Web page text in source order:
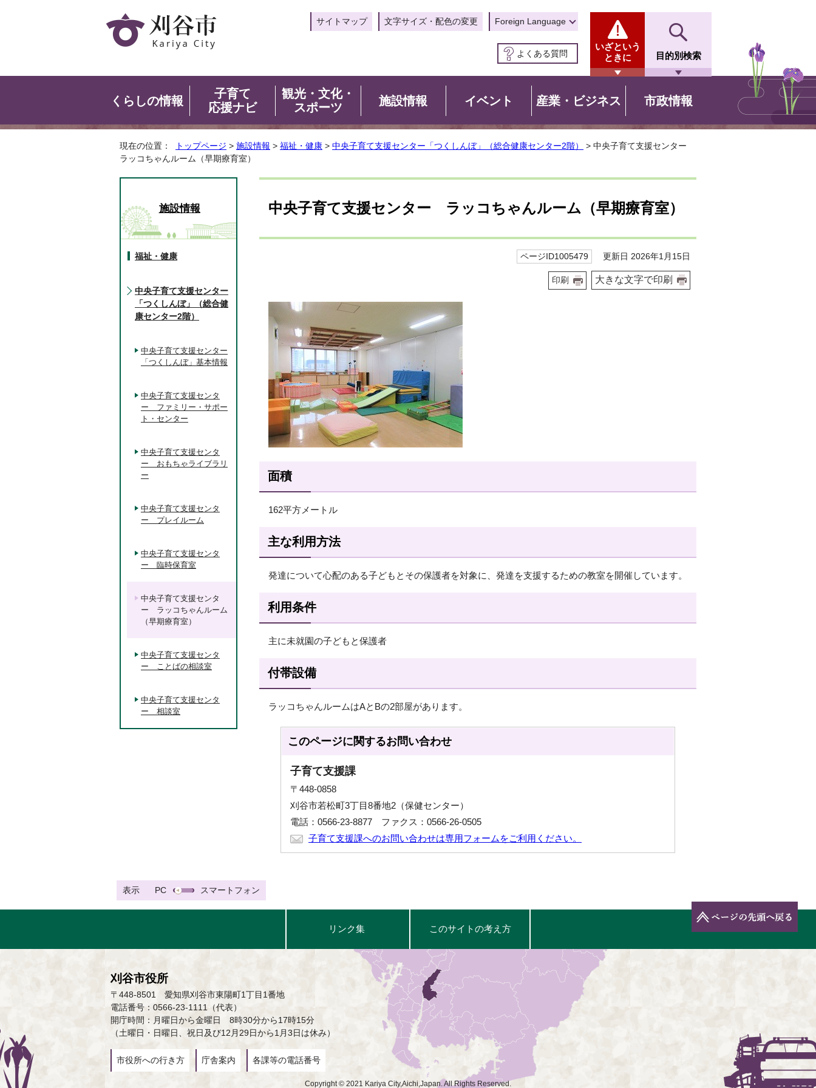
サイトマップ 文字サイズ・配色の変更 Foreign Language
よくある質問
いざという
ときに
目的別検索
くらしの情報
子育て
応援ナビ
観光・文化・
スポーツ
施設情報 イベント 産業・ビジネス 市政情報
現在の位置： トップページ > 施設情報 > 福祉・健康 > 中央子育て支援センター「つくしんぼ」（総合健康センター2階）
> 中央子育て支援センター
ラッコちゃんルーム（早期療育室）
中央子育て支援センター ラッコちゃんルーム（早期療育室）
ページID1005479 更新日 2026年1月15日
印刷 大きな文字で印刷
面積
162平方メートル
主な利用方法
発達について心配のある子どもとその保護者を対象に、発達を支援するための教室を開催しています。
利用条件
主に未就園の子どもと保護者
付帯設備
ラッコちゃんルームはAとBの2部屋があります。
このページに関するお問い合わせ
子育て支援課
〒448-0858
刈谷市若松町3丁目8番地2（保健センター）
電話：0566-23-8877 ファクス：0566-26-0505
子育て支援課へのお問い合わせは専用フォームをご利用ください。
施設情報
福祉・健康
中央子育て支援センター
「つくしんぼ」（総合健
康センター2階）
中央子育て支援センター
「つくしんぼ」基本情報
中央子育て支援センタ
ー ファミリー・サポー
ト・センター
中央子育て支援センタ
ー おもちゃライブラリ
ー
中央子育て支援センタ
ー プレイルーム
中央子育て支援センタ
ー 臨時保育室
中央子育て支援センタ
ー ラッコちゃんルーム
（早期療育室）
中央子育て支援センタ
ー ことばの相談室
中央子育て支援センタ
ー 相談室
表示 PC スマートフォン
リンク集 このサイトの考え方
刈谷市役所
〒448-8501 愛知県刈谷市東陽町1丁目1番地
電話番号：0566-23-1111（代表）
開庁時間：月曜日から金曜日 8時30分から17時15分
（土曜日・日曜日、祝日及び12月29日から1月3日は休み）
市役所への行き方 庁舎案内 各課等の電話番号
Copyright © 2021 Kariya City,Aichi,Japan. All Rights Reserved.